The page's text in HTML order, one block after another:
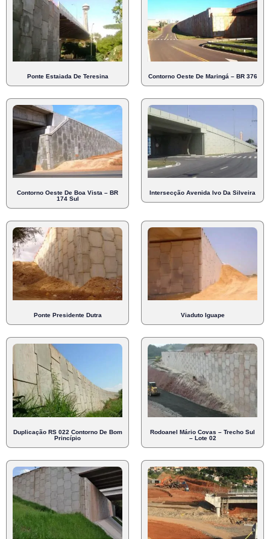
Ponte Estaiada De Teresina Contorno Oeste De Maringá – BR 376
Contorno Oeste De Boa Vista – BR
174 Sul
Intersecção Avenida Ivo Da Silveira
Ponte Presidente Dutra Viaduto Iguape
Duplicação RS 022 Contorno De Bom
Princípio
Rodoanel Mário Covas – Trecho Sul
– Lote 02